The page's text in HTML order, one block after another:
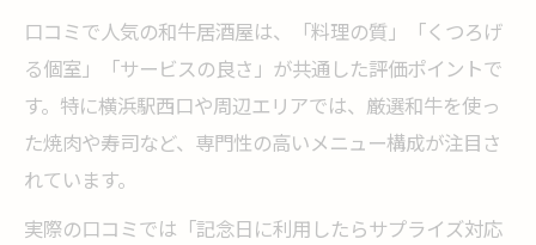
和牛料理と相性の良いドリンクを楽しむ
宴会に最適な和牛飲み放題コース活用術
口コミで人気の和牛居酒屋は、「料理の質」「くつろげ
る個室」「サービスの良さ」が共通した評価ポイントで
す。特に横浜駅西口や周辺エリアでは、厳選和牛を使っ
た焼肉や寿司など、専門性の高いメニュー構成が注目さ
れています。
実際の口コミでは「記念日に利用したらサプライズ対応